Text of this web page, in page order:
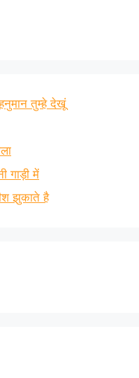
तुम्हे देखूं
गाड़ी में
झुकाते है